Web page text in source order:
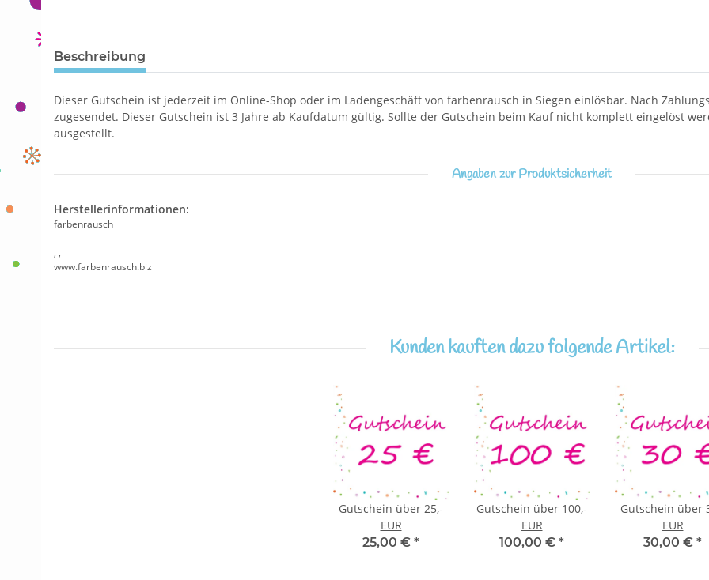
Beschreibung
Dieser Gutschein ist jederzeit im Online-Shop oder im Ladengeschäft von farbenrausch in Siegen einlösbar. Nach
zugesendet. Dieser Gutschein ist 3 Jahre ab Kaufdatum gültig. Sollte der Gutschein beim Kauf nicht komplett eingelöst
ausgestellt.
Angaben zur Produktsicherheit
Herstellerinformationen:
farbenrausch
, ,
www.farbenrausch.biz
Kunden kauften dazu folgende Artikel:
Gutschein über 25,-
EUR
25,00 € *
Gutschein über 100,-
EUR
100,00 € *
Gutschein über
EUR
30,00 € *